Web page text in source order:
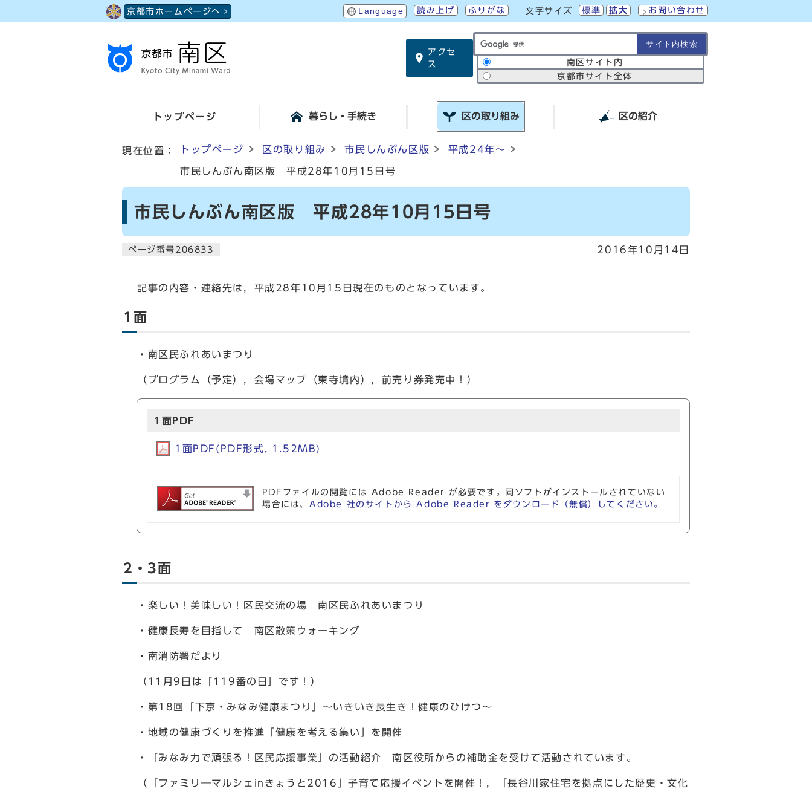
京都市ホームページへ Language 読み上げ ふりがな 文字サイズ 標準 拡大 お問い合わせ
アクセ
ス
サイト内検索の範囲
南区サイト内
京都市サイト全体
トップページ 暮らし・手続き 区の取り組み 区の紹介
現在位置： トップページ 区の取り組み 市民しんぶん区版 平成24年～
市民しんぶん南区版 平成28年10月15日号
市民しんぶん南区版 平成28年10月15日号
ページ番号206833 2016年10月14日
記事の内容・連絡先は，平成28年10月15日現在のものとなっています。
1面
・南区民ふれあいまつり
（プログラム（予定），会場マップ（東寺境内），前売り券発売中！）
1面PDF
1面PDF(PDF形式, 1.52MB)
PDFファイルの閲覧には Adobe Reader が必要です。同ソフトがインストールされていない
場合には、 Adobe 社のサイトから Adobe Reader をダウンロード（無償）してください。
2・3面
・楽しい！美味しい！区民交流の場 南区民ふれあいまつり
・健康長寿を目指して 南区散策ウォーキング
・南消防署だより
（11月9日は「119番の日」です！）
・第18回「下京・みなみ健康まつり」～いきいき長生き！健康のひけつ～
・地域の健康づくりを推進「健康を考える集い」を開催
・「みなみ力で頑張る！区民応援事業」の活動紹介 南区役所からの補助金を受けて活動されています。
（「ファミリ―マルシェinきょうと2016」子育て応援イベントを開催！，「長谷川家住宅を拠点にした歴史・文化